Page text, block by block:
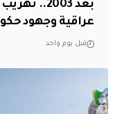
عراقية وجهود
قبل يوم واحد